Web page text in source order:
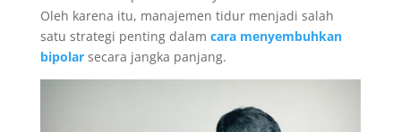
Oleh karena itu, manajemen tidur menjadi salah
satu strategi penting dalam cara menyembuhkan
bipolarsecara jangka panjang.